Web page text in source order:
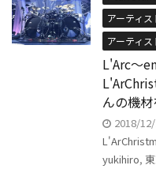
アーティ
アーティ
L'Arc〜
んの機材
2018/
yukihiro,